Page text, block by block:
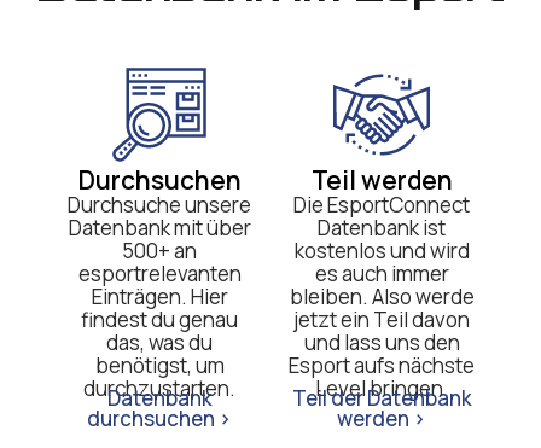
Durchsuchen
Durchsuche unsere
Datenbank mit über
500+ an
esportrelevanten
Einträgen. Hier
findest du genau
das, was du
benötigst, um
durchzustarten.
Datenbank
durchsuchen >
Teil werden
Die EsportConnect
Datenbank ist
kostenlos und wird
es auch immer
bleiben. Also werde
jetzt ein Teil davon
und lass uns den
Esport aufs nächste
Level bringen.
Teil der Datenbank
werden >